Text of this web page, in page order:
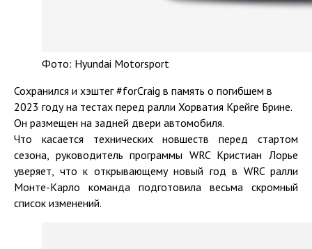
Фото: Hyundai Motorsport
Сохранился и хэштег #forCraig в память о погибшем в
2023 году на тестах перед ралли Хорватия Крейге Брине.
Он размещен на задней двери автомобиля.
Что касается технических новшеств перед стартом
сезона, руководитель программы WRC Кристиан Лорье
уверяет, что к открывающему новый год в WRC ралли
Монте-Карло команда подготовила весьма скромный
список изменений.